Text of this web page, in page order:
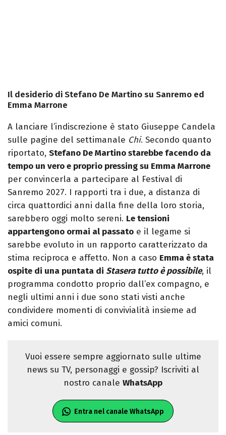
Il desiderio di Stefano De Martino su Sanremo ed
Emma Marrone
A lanciare l’indiscrezione è stato Giuseppe Candela
sulle pagine del settimanale Chi. Secondo quanto
riportato, Stefano De Martino starebbe facendo da
tempo un vero e proprio pressing su Emma Marrone
per convincerla a partecipare al Festival di
Sanremo 2027. I rapporti tra i due, a distanza di
circa quattordici anni dalla fine della loro storia,
sarebbero oggi molto sereni. Le tensioni
appartengono ormai al passato e il legame si
sarebbe evoluto in un rapporto caratterizzato da
stima reciproca e affetto. Non a caso Emma è stata
ospite di una puntata di Stasera tutto è possibile, il
programma condotto proprio dall’ex compagno, e
negli ultimi anni i due sono stati visti anche
condividere momenti di convivialità insieme ad
amici comuni.
Vuoi essere sempre aggiornato sulle ultime
news su TV, personaggi e gossip? Iscriviti al
nostro canale WhatsApp
Entra nel canale WhatsApp